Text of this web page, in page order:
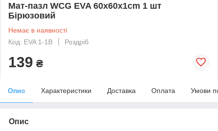
Мат-пазл WCG EVA 60х60х1cm 1 шт
Бірюзовий
Немає в наявності
Код: EVA 1-1B
Роздріб
139 ₴
Опис Характеристики Доставка Оплата Умови
Опис